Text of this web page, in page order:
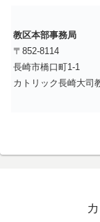
教区本部事務局
〒852-8114
長崎市橋口町1-1
カトリック長崎大司